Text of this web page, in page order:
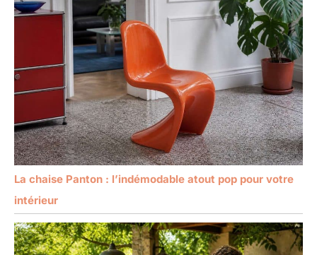
La chaise Panton : l’indémodable atout pop pour votre
intérieur